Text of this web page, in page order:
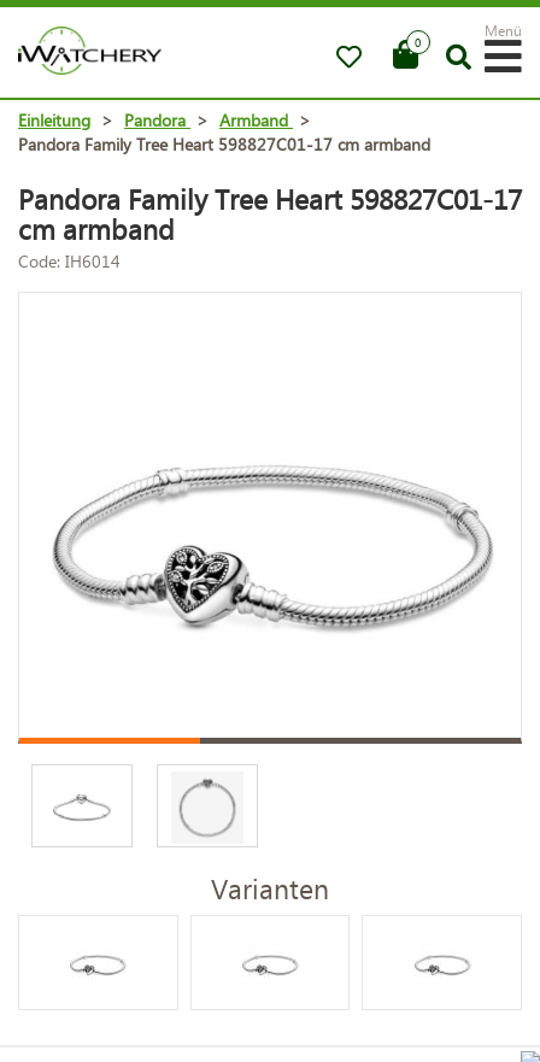
0
Menü
Einleitung > Pandora > Armband >
Pandora Family Tree Heart 598827C01-17 cm armband
Pandora Family Tree Heart 598827C01-17
cm armband
Code: IH6014
Varianten